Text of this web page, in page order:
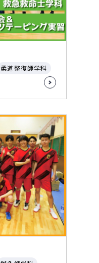
柔道整復師学科